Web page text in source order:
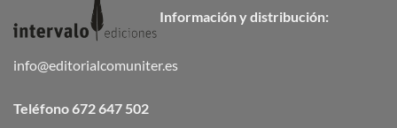
Información y distribución:
info@editorialcomuniter.es
Teléfono672 647 502